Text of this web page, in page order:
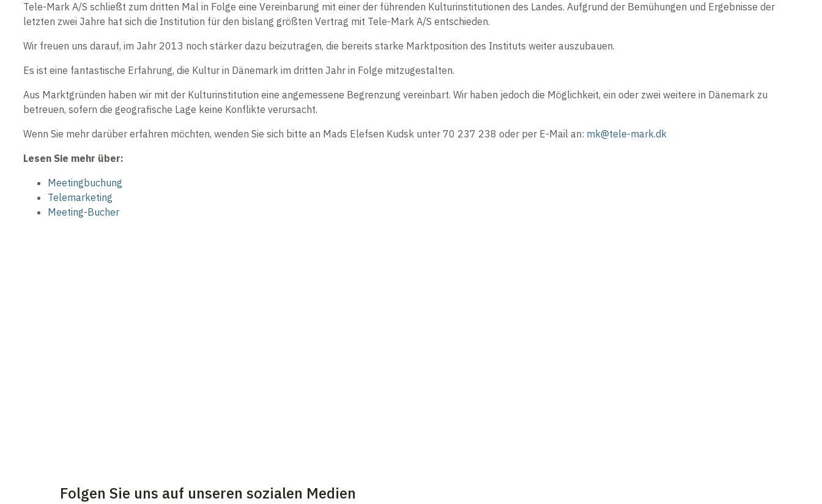
Tele-Mark A/S schließt zum dritten Mal in Folge eine Vereinbarung mit einer der führenden Kulturinstitutionen des Landes. Aufgrund der Bemühungen und Ergebnisse der
letzten zwei Jahre hat sich die Institution für den bislang größten Vertrag mit Tele-Mark A/S entschieden.
Wir freuen uns darauf, im Jahr 2013 noch stärker dazu beizutragen, die bereits starke Marktposition des Instituts weiter auszubauen.
Es ist eine fantastische Erfahrung, die Kultur in Dänemark im dritten Jahr in Folge mitzugestalten.
Aus Marktgründen haben wir mit der Kulturinstitution eine angemessene Begrenzung vereinbart. Wir haben jedoch die Möglichkeit, ein oder zwei weitere in Dänemark zu
betreuen, sofern die geografische Lage keine Konflikte verursacht.
Wenn Sie mehr darüber erfahren möchten, wenden Sie sich bitte an Mads Elefsen Kudsk unter 70 237 238 oder per E-Mail an: mk@tele-mark.dk
Lesen Sie mehr über:
Meetingbuchung
Telemarketing
Meeting-Bucher
Folgen Sie uns auf unseren sozialen Medien